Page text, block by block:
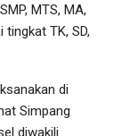
MTS, MA,
TK, SD,
di
Simpang
diwakili